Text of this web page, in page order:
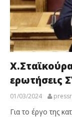
ερωτήσεις
01/03/2024
Για το έργο της